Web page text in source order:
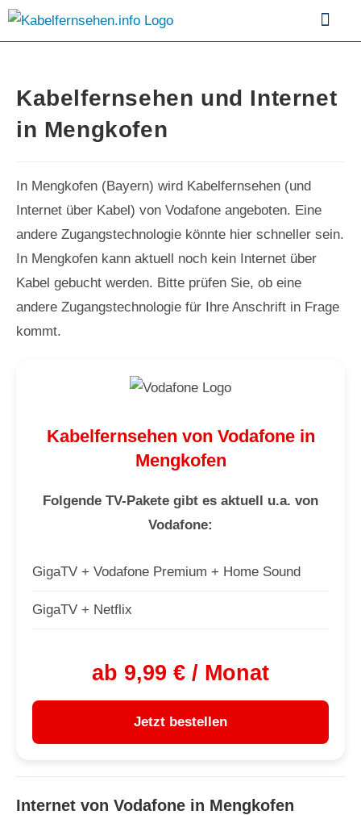
Kabelfernsehen und Internet
in Mengkofen
In Mengkofen (Bayern) wird Kabelfernsehen (und
Internet über Kabel) von Vodafone angeboten. Eine
andere Zugangstechnologie könnte hier schneller sein.
In Mengkofen kann aktuell noch kein Internet über
Kabel gebucht werden. Bitte prüfen Sie, ob eine
andere Zugangstechnologie für Ihre Anschrift in Frage
kommt.
Kabelfernsehen von Vodafone in
Mengkofen
Folgende TV-Pakete gibt es aktuell u.a. von
Vodafone:
GigaTV + Vodafone Premium + Home Sound
GigaTV + Netflix
ab 9,99 € / Monat
Jetzt bestellen
Internet von Vodafone in Mengkofen